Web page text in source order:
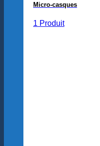
Micro-casques
1 Produit